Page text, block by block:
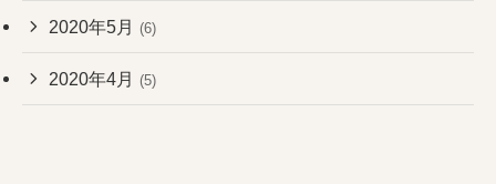
2020年5月 (6)
2020年4月 (5)